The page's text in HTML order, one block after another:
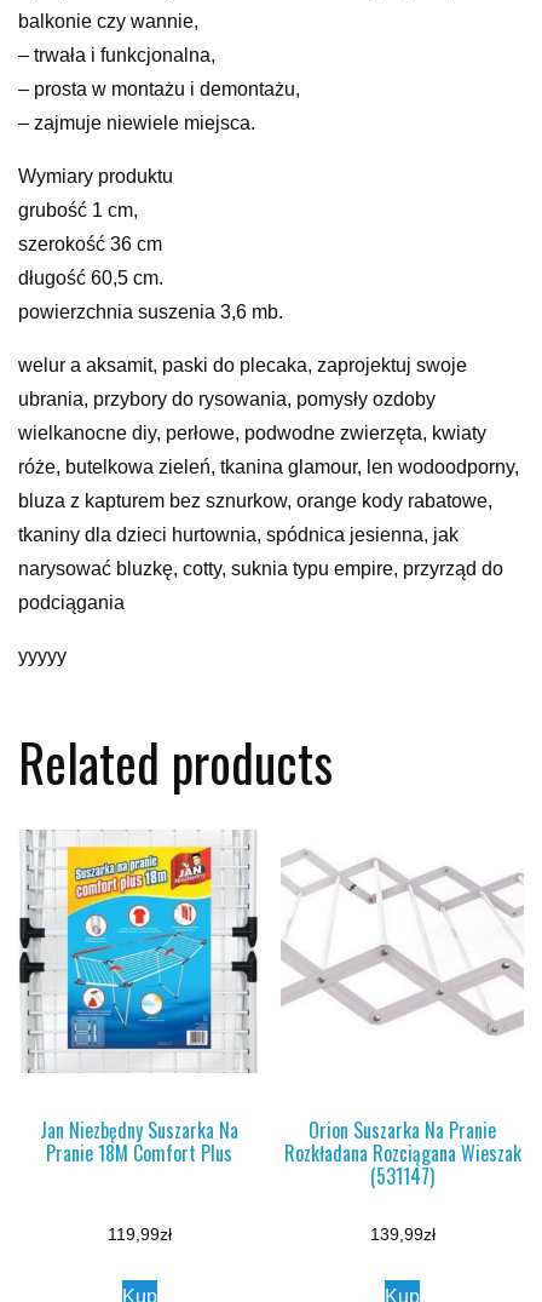
balkonie czy wannie,
– trwała i funkcjonalna,
– prosta w montażu i demontażu,
– zajmuje niewiele miejsca.
Wymiary produktu
grubość 1 cm,
szerokość 36 cm
długość 60,5 cm.
powierzchnia suszenia 3,6 mb.
welur a aksamit, paski do plecaka, zaprojektuj swoje
ubrania, przybory do rysowania, pomysły ozdoby
wielkanocne diy, perłowe, podwodne zwierzęta, kwiaty
róże, butelkowa zieleń, tkanina glamour, len wodoodporny,
bluza z kapturem bez sznurkow, orange kody rabatowe,
tkaniny dla dzieci hurtownia, spódnica jesienna, jak
narysować bluzkę, cotty, suknia typu empire, przyrząd do
podciągania
yyyyy
Related products
Jan Niezbędny Suszarka Na
Pranie 18M Comfort Plus
119,99zł
Kup
Orion Suszarka Na Pranie
Rozkładana Rozciągana Wieszak
(531147)
139,99zł
Kup